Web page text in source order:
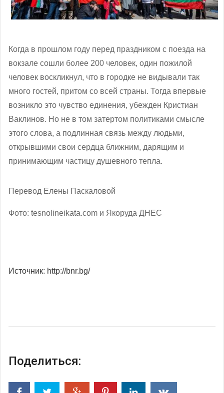
Когда в прошлом году перед праздником с поезда на
вокзале сошли более 200 человек, один пожилой
человек воскликнул, что в городке не видывали так
много гостей, притом со всей страны. Тогда впервые
возникло это чувство единения, убежден Кристиан
Ваклинов. Но не в том затертом политиками смысле
этого слова, а подлинная связь между людьми,
открывшими свои сердца ближним, дарящим и
принимающим частицу душевного тепла.
Перевод Елены Паскаловой
Фото: tesnolineikata.com и Якоруда ДНЕС
Источник: http://bnr.bg/
Поделиться: